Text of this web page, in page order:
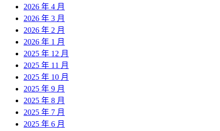
2026 年 4 月
2026 年 3 月
2026 年 2 月
2026 年 1 月
2025 年 12 月
2025 年 11 月
2025 年 10 月
2025 年 9 月
2025 年 8 月
2025 年 7 月
2025 年 6 月